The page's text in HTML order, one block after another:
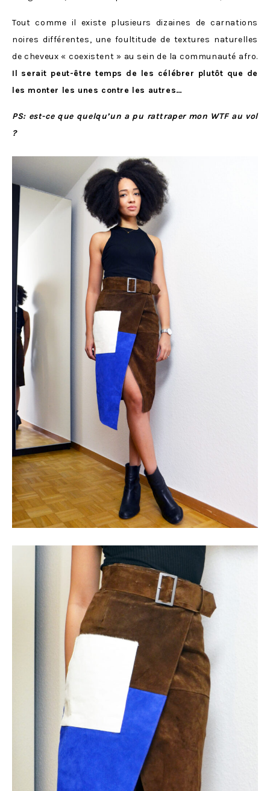
Tout comme il existe plusieurs dizaines de carnations
noires différentes, une foultitude de textures naturelles
de cheveux « coexistent » au sein de la communauté afro.
Il serait peut-être temps de les célébrer plutôt que de
les monter les unes contre les autres…
PS: est-ce que quelqu’un a pu rattraper mon WTF au vol
?